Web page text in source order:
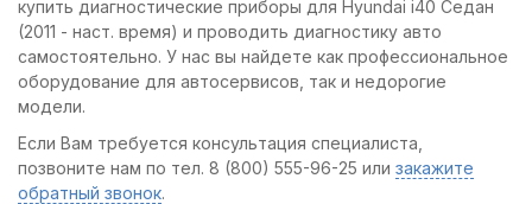
купить диагностические приборы для Hyundai i40 Седан
(2011 - наст. время) и проводить диагностику авто
самостоятельно. У нас вы найдете как профессиональное
оборудование для автосервисов, так и недорогие
модели.
Если Вам требуется консультация специалиста,
позвоните нам по тел. 8 (800) 555-96-25 или закажите
обратный звонок.